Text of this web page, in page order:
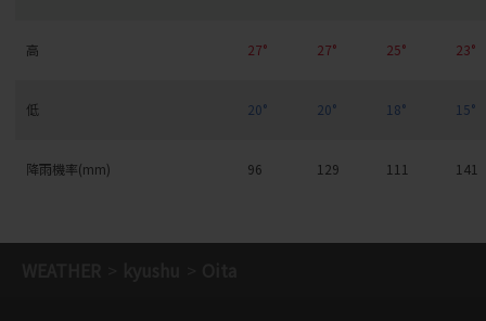
高 27° 27° 25° 23°
低 20° 20° 18° 15°
降雨機率(mm) 96 129 111 141